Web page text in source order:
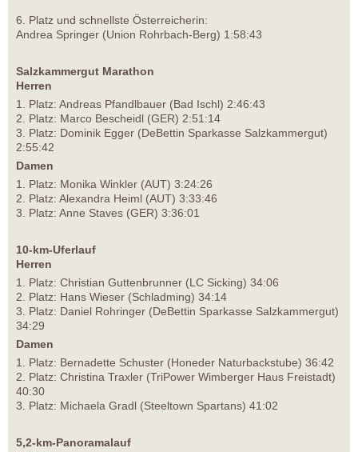
6. Platz und schnellste Österreicherin:
Andrea Springer (Union Rohrbach-Berg) 1:58:43
Salzkammergut Marathon
Herren
1. Platz: Andreas Pfandlbauer (Bad Ischl) 2:46:43
2. Platz: Marco Bescheidl (GER) 2:51:14
3. Platz: Dominik Egger (DeBettin Sparkasse Salzkammergut)
2:55:42
Damen
1. Platz: Monika Winkler (AUT) 3:24:26
2. Platz: Alexandra Heiml (AUT) 3:33:46
3. Platz: Anne Staves (GER) 3:36:01
10-km-Uferlauf
Herren
1. Platz: Christian Guttenbrunner (LC Sicking) 34:06
2. Platz: Hans Wieser (Schladming) 34:14
3. Platz: Daniel Rohringer (DeBettin Sparkasse Salzkammergut)
34:29
Damen
1. Platz: Bernadette Schuster (Honeder Naturbackstube) 36:42
2. Platz: Christina Traxler (TriPower Wimberger Haus Freistadt)
40:30
3. Platz: Michaela Gradl (Steeltown Spartans) 41:02
5,2-km-Panoramalauf